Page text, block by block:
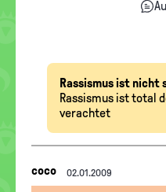
Rassismus ist nicht
Rassismus ist total
verachtet
Nachrichten-
Thread
coco 02.01.2009